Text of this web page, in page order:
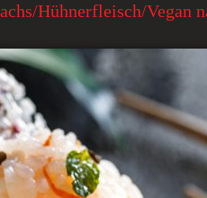
Hühnerfleisch/Vegan